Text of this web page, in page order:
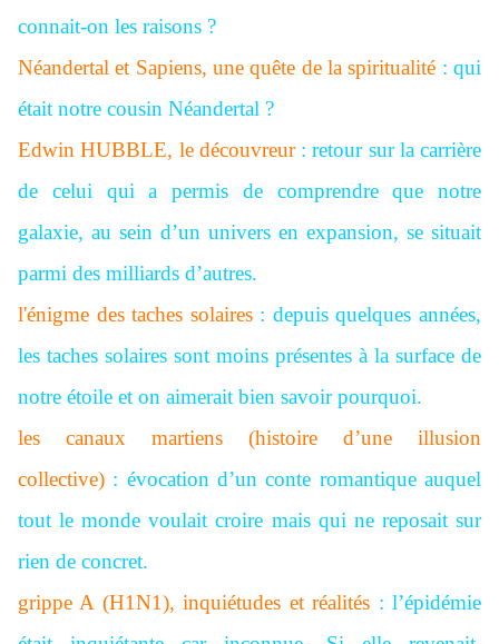
connait-on les raisons ?
Néandertal et Sapiens, une quête de la spiritualité : qui
était notre cousin Néandertal ?
Edwin HUBBLE, le découvreur: retour sur la carrière
de celui qui a permis de comprendre que notre
galaxie, au sein d’un univers en expansion, se situait
parmi des milliards d’autres.
l'énigme des taches solaires: depuis quelques années,
les taches solaires sont moins présentes à la surface de
notre étoile et on aimerait bien savoir pourquoi.
les canaux martiens (histoire d’une illusion
collective) : évocation d’un conte romantique auquel
tout le monde voulait croire mais qui ne reposait sur
rien de concret.
grippe A (H1N1), inquiétudes et réalités : l’épidémie